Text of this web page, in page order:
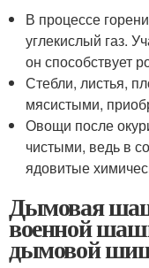
В процессе
углекислый газ.
он способствует
Стебли, листья,
мясистыми,
Овощи после
чистыми, ведь в
ядовитые
Дымовая
военной
дымовой